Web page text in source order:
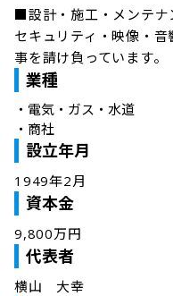
■設計・施工・メンテナ
セキュリティ・映像・
事を請け負っています。
業種
・ 電気・ガス・水道
・ 商社
設立年月
1949年2月
資本金
9,800万円
代表者
横山　大幸